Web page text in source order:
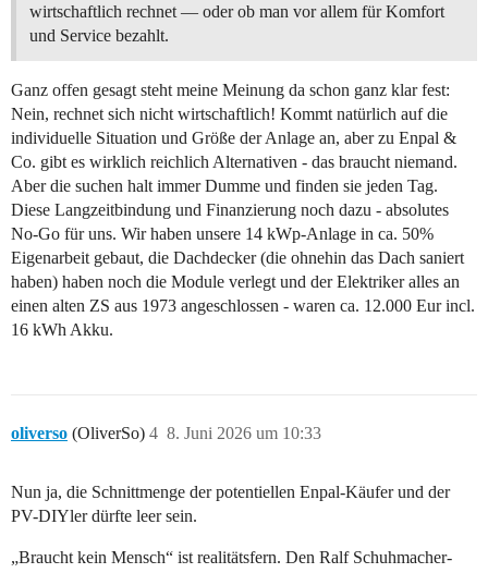
wirtschaftlich rechnet — oder ob man vor allem für Komfort
und Service bezahlt.
Ganz offen gesagt steht meine Meinung da schon ganz klar fest:
Nein, rechnet sich nicht wirtschaftlich! Kommt natürlich auf die
individuelle Situation und Größe der Anlage an, aber zu Enpal &
Co. gibt es wirklich reichlich Alternativen - das braucht niemand.
Aber die suchen halt immer Dumme und finden sie jeden Tag.
Diese Langzeitbindung und Finanzierung noch dazu - absolutes
No-Go für uns. Wir haben unsere 14 kWp-Anlage in ca. 50%
Eigenarbeit gebaut, die Dachdecker (die ohnehin das Dach saniert
haben) haben noch die Module verlegt und der Elektriker alles an
einen alten ZS aus 1973 angeschlossen - waren ca. 12.000 Eur incl.
16 kWh Akku.
oliverso (OliverSo) 8. Juni 2026 um 10:33
4
Nun ja, die Schnittmenge der potentiellen Enpal-Käufer und der
PV-DIYler dürfte leer sein.
„Braucht kein Mensch“ ist realitätsfern. Den Ralf Schuhmacher-